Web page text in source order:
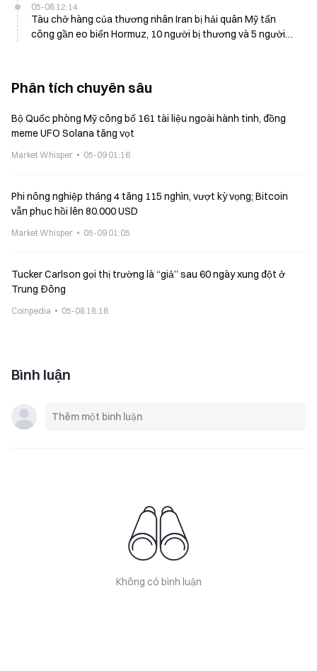
05-08 12:14
Tàu chở hàng của thương nhân Iran bị hải quân Mỹ tấn
công gần eo biển Hormuz, 10 người bị thương và 5 người
Phân tích chuyên sâu
Bộ Quốc phòng Mỹ công bố 161 tài liệu ngoài hành tinh, đồng
meme UFO Solana tăng vọt
Market Whisper 05-09 01:16
Phi nông nghiệp tháng 4 tăng 115 nghìn, vượt kỳ vọng; Bitcoin
vẫn phục hồi lên 80.000 USD
Market Whisper 05-09 01:05
Tucker Carlson gọi thị trường là “giả” sau 60 ngày xung đột ở
Trung Đông
Coinpedia 05-08 18:18
Bình luận
Không có bình luận